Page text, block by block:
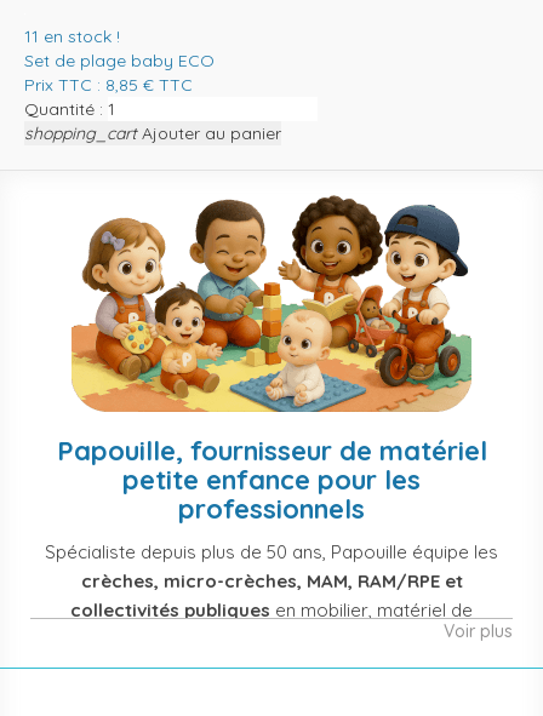
11 en stock !
Set de plage baby ECO
Prix TTC : 8,85 € TTC
Quantité :
shopping_cart Ajouter au panier
Papouille, fournisseur de matériel
petite enfance pour les
professionnels
Spécialiste depuis plus de 50 ans, Papouille équipe les
crèches, micro-crèches, MAM, RAM/RPE et
collectivités publiques en mobilier, matériel de
puériculture, jouets et équipement pour structures
d'accueil de la petite enfance. Notre offre couvre
Voir plus